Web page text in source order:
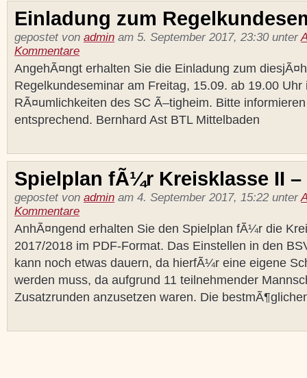
Einladung zum
gepostet von admin am 5. September 2017, 23:30 unter
Kommentare
AngehÃ¤ngt erhalten Sie die Einladung zum
Regelkundeseminar am Freitag, 15.09. ab 19.00 Uhr
RÃ¤umlichkeiten des SC Ã–tigheim. Bitte
entsprechend. Bernhard Ast BTL Mittelbaden
Spielplan fÃ¼r Kreisklasse II –
gepostet von admin am 4. September 2017, 15:22 unter
Kommentare
AnhÃ¤ngend erhalten Sie den Spielplan fÃ¼r die
2017/2018 im PDF-Format. Das Einstellen in den
kann noch etwas dauern, da hierfÃ¼r eine eigene
werden muss, da aufgrund 11 teilnehmender
Zusatzrunden anzusetzen waren. Die